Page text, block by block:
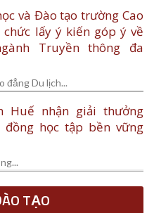
và Đào tạo trường Cao
lấy ý kiến góp ý về
Truyền thông đa
đẳng Du lịch...
Huế nhận giải thưởng
đồng học tập bền vững
TẠO